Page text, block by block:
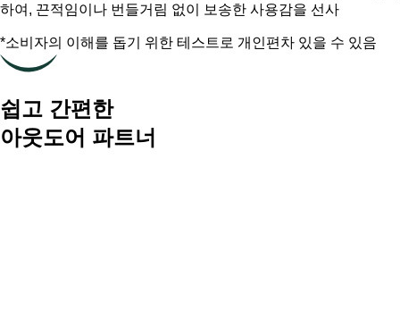
하여, 끈적임이나 번들거림 없이 보송한 사용감을 선사
*소비자의 이해를 돕기 위한 테스트로 개인편차 있을 수 있음
쉽고 간편한
아웃도어 파트너